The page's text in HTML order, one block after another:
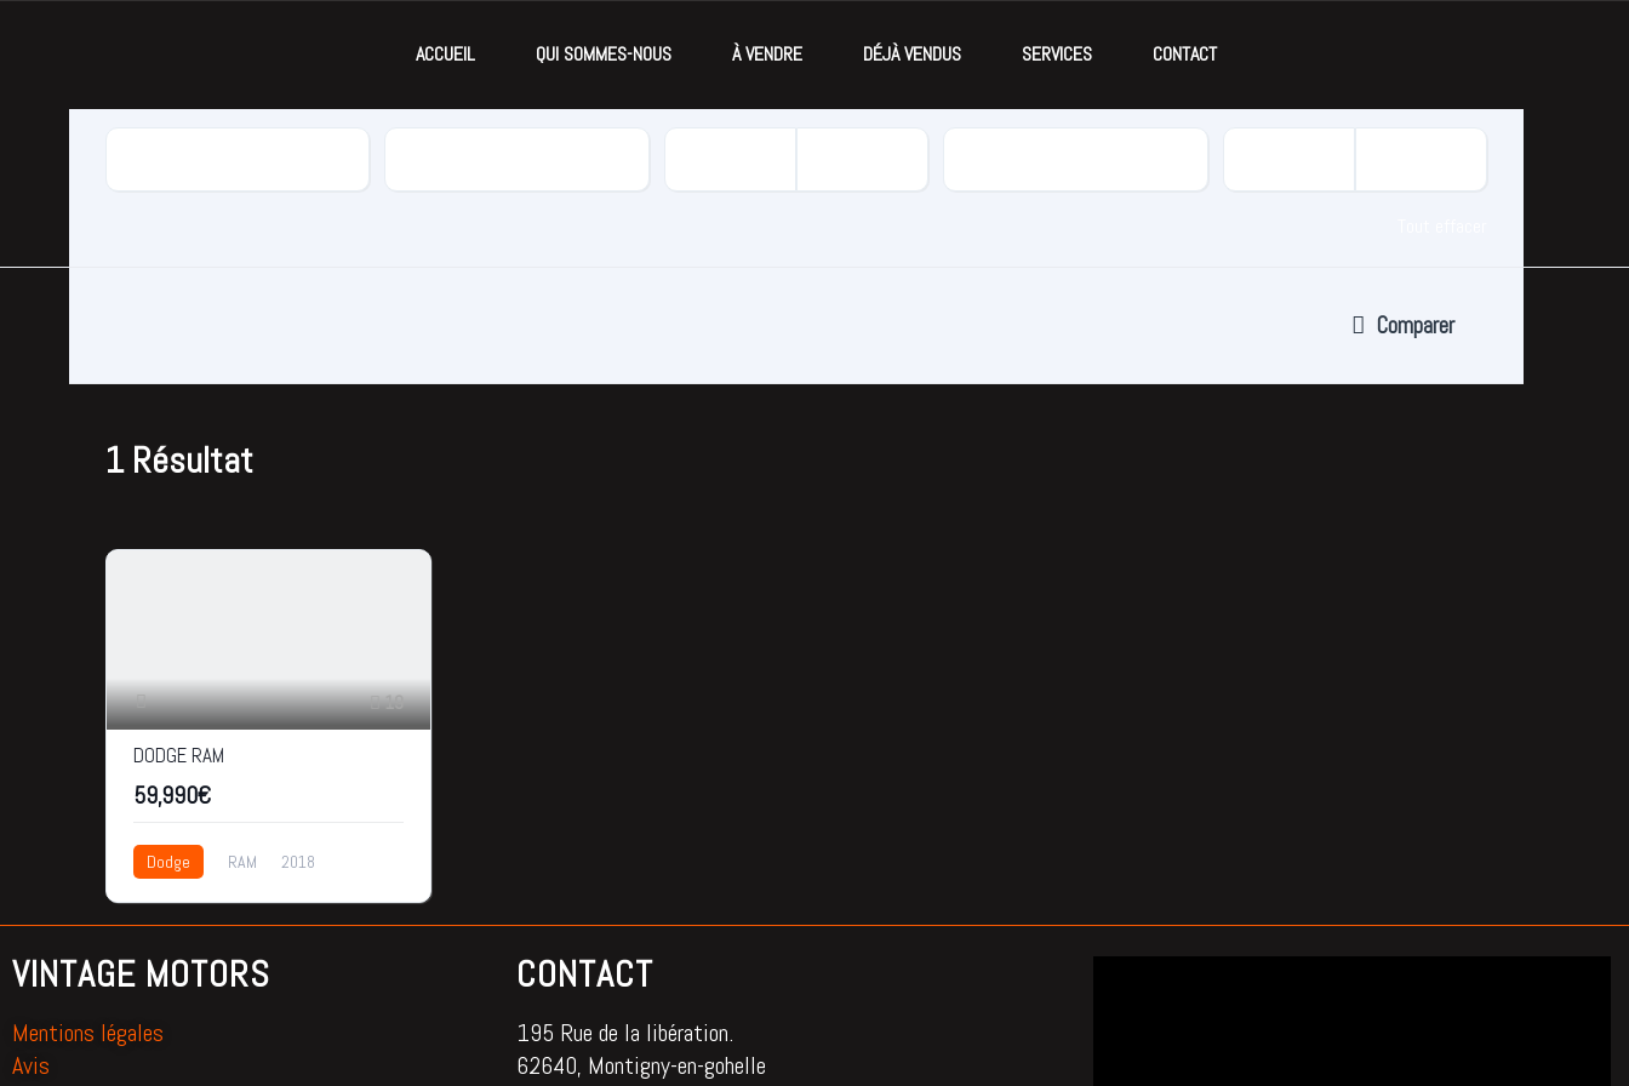
ACCUEIL QUI SOMMES-NOUS À VENDRE DÉJÀ VENDUS SERVICES CONTACT
Comparer
1Résultat
19
DODGE RAM
59,990€
Dodge RAM
2018
VINTAGE MOTORS
Mentions légales
Avis
CONTACT
195 Rue de la libération.
62640, Montigny-en-gohelle